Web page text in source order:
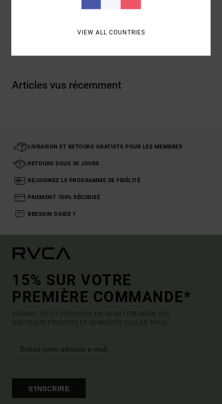
Traçabilité du produit (Loi Agec)
Articles vus récemment
LIVRAISON ET RETOURS GRATUITS POUR LES MEMBRES
RETOURS SOUS 30 JOURS
REJOIGNEZ LE PROGRAMME DE FIDÉLITÉ
PAIEMENT 100% SÉCURISÉ
BBESOIN D'AIDE ?
15% SUR VOTRE
PREMIÈRE COMMANDE*
ABONNE-TOI ET DÉCOUVRE EN AVANT-PREMIÈRE LES
NOUVEAUX PRODUITS ET DERNIÈRES COLLAB' RVCA.
S'INSCRIRE
VIEW ALL COUNTRIES